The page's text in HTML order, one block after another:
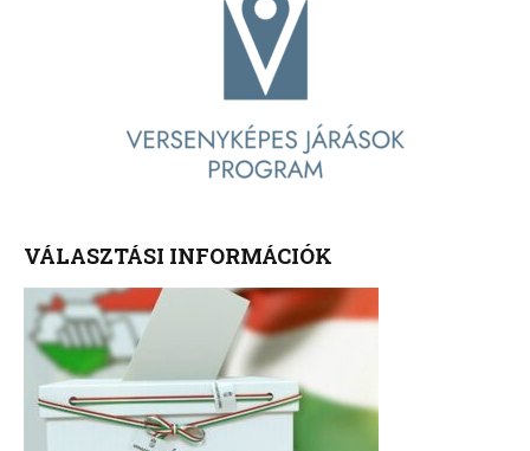
VÁLASZTÁSI INFORMÁCIÓK